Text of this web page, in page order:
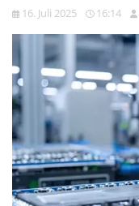
16. Juli 2025 16:14